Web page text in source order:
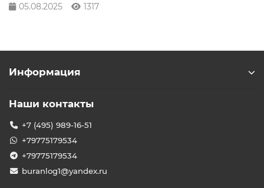
05.08.2025 1317
Информация
Наши контакты
+7 (495) 989-16-51
+79775179534
+79775179534
buranlog1@yandex.ru